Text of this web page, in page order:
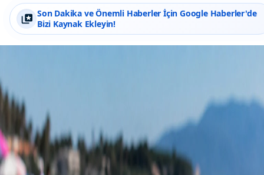
Son Dakika ve Önemli Haberler İçin Google Haberler'de
Bizi Kaynak Ekleyin!